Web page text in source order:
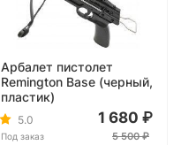
Арбалет пистолет
Remington Base (черный,
пластик)
5.0
Под заказ
1 680
5 500